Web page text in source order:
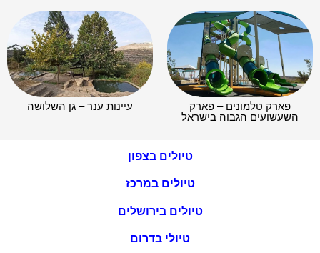
פארק טלמונים – פארק
השעשועים הגבוה בישראל
עיינות ענר – גן השלושה
טיולים בצפון
טיולים במרכז
טיולים בירושלים
טיולי בדרום